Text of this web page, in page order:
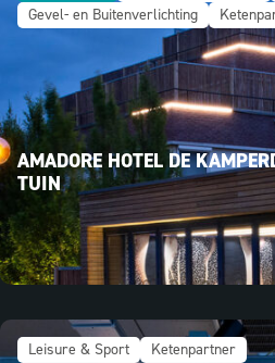
Gevel- en Buitenverlichting
AMADORE HOTEL DE
TUIN
Leisure & Sport Ketenpartner